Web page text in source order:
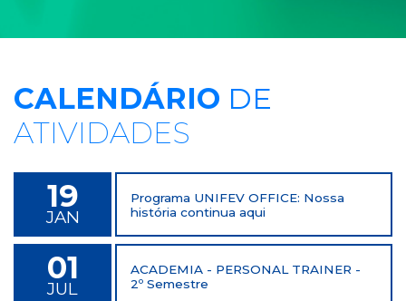
CALENDÁRIO DE
ATIVIDADES
19
JAN
Programa UNIFEV OFFICE: Nossa
história continua aqui
01
JUL
ACADEMIA - PERSONAL TRAINER -
2º Semestre